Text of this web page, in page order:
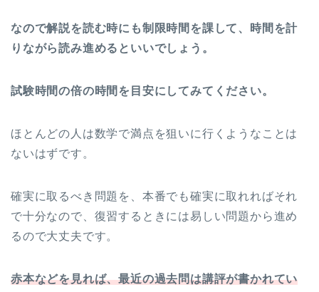
なので解説を読む時にも制限時間を課して、時間を計
りながら読み進めるといいでしょう。
試験時間の倍の時間を目安にしてみてください。
ほとんどの人は数学で満点を狙いに行くようなことは
ないはずです。
確実に取るべき問題を、本番でも確実に取れればそれ
で十分なので、復習するときには易しい問題から進め
るので大丈夫です。
赤本などを見れば、最近の過去問は講評が書かれてい